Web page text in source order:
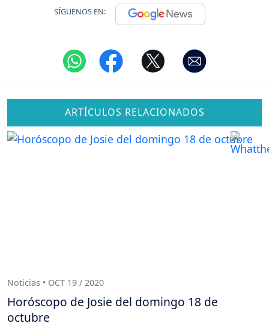
SÍGUENOS EN:
ARTÍCULOS RELACIONADOS
Noticias • OCT 19 / 2020
Horóscopo de Josie del domingo 18 de
octubre